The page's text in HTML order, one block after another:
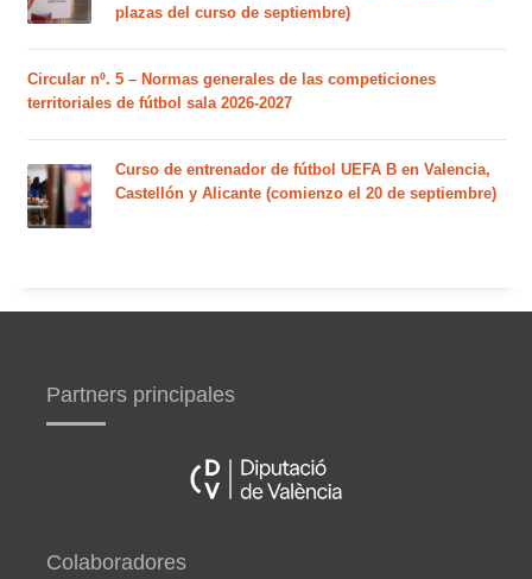
plazas del curso de septiembre)
Circular nº. 5 – Normas generales de las competiciones
territoriales de fútbol sala 2026-2027
Curso de entrenador de fútbol UEFA B en Valencia,
Castellón y Alicante (comienzo el 20 de septiembre)
Partners principales
Colaboradores